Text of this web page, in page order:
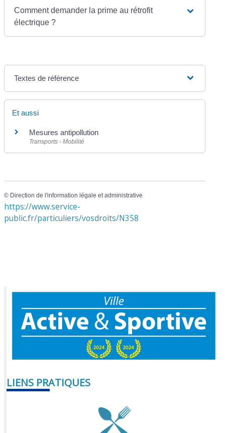
Comment demander la prime au rétrofit
électrique ?
Textes de référence
Et aussi
Mesures antipollution
Transports - Mobilité
© Direction de l'information légale et administrative
https://www.service-
public.fr/particuliers/vosdroits/N358
LIENS PRATIQUES